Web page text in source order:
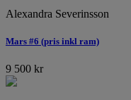
Alexandra Severinsson
Mars #6 (pris inkl ram)
9 500 kr